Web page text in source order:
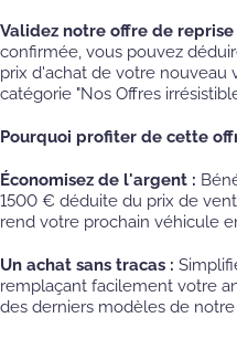
Validez notre offre de reprise
confirmée, vous pouvez
prix d'achat de votre nouveau
catégorie "Nos Offres
Pourquoi profiter de cette
Économisez de l'argent :
1500 € déduite du prix de
rend votre prochain véhicule
Un achat sans tracas :
remplaçant facilement votre
des derniers modèles de